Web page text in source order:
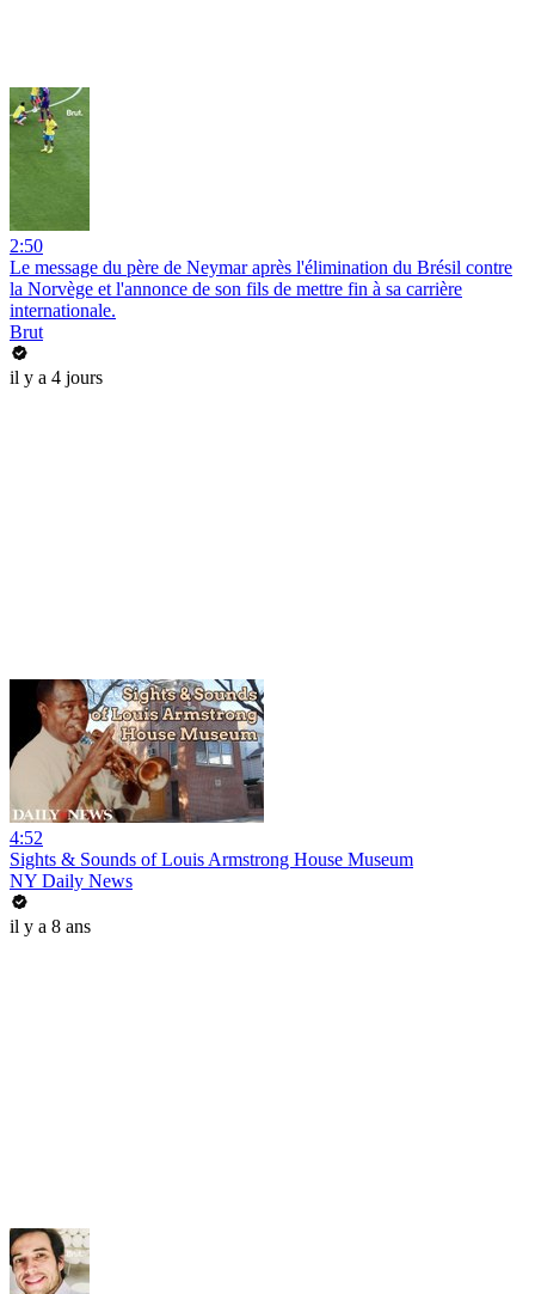
2:50
Le message du père de Neymar après l'élimination du Brésil contre
la Norvège et l'annonce de son fils de mettre fin à sa carrière
internationale.
Brut
il y a 4 jours
4:52
Sights & Sounds of Louis Armstrong House Museum
NY Daily News
il y a 8 ans